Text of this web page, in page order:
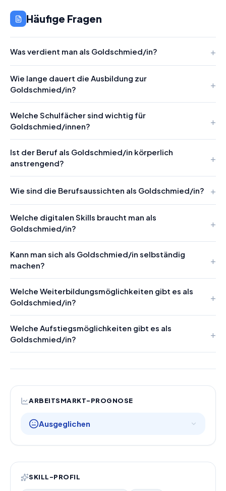
Häufige Fragen
Was verdient man als Goldschmied/in?
Wie lange dauert die Ausbildung zur
Goldschmied/in?
Welche Schulfächer sind wichtig für
Goldschmied/innen?
Ist der Beruf als Goldschmied/in körperlich
anstrengend?
Wie sind die Berufsaussichten als Goldschmied/in?
Welche digitalen Skills braucht man als
Goldschmied/in?
Kann man sich als Goldschmied/in selbständig
machen?
Welche Weiterbildungsmöglichkeiten gibt es als
Goldschmied/in?
Welche Aufstiegsmöglichkeiten gibt es als
Goldschmied/in?
ARBEITSMARKT-PROGNOSE
Ausgeglichen
SKILL-PROFIL